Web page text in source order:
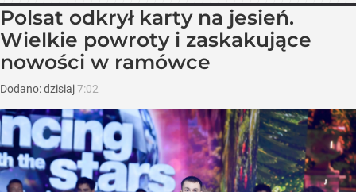
Polsat odkrył karty na jesień.
Wielkie powroty i zaskakujące
nowości w ramówce
Dodano:dzisiaj7:02